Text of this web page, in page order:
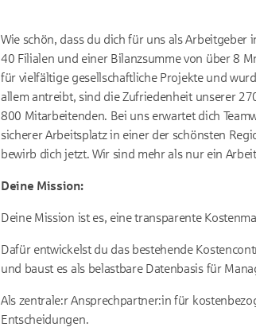
Wie schön, dass du dich für uns als Arbeitgeber
40 Filialen und einer Bilanzsumme von über 8
für vielfältige gesellschaftliche Projekte und
allem antreibt, sind die Zufriedenheit unserer
800 Mitarbeitenden. Bei uns erwartet dich
sicherer Arbeitsplatz in einer der schönsten
bewirb dich jetzt. Wir sind mehr als nur ein
Deine Mission:
Deine Mission ist es, eine transparente
Dafür entwickelst du das bestehende
und baust es als belastbare Datenbasis für
Als zentrale:r Ansprechpartner:in für
Entscheidungen.